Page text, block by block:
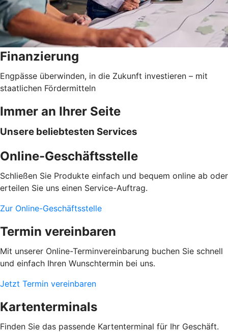
Finanzierung
Engpässe überwinden, in die Zukunft investieren – mit
staatlichen Fördermitteln
Immer an Ihrer Seite
Unsere beliebtesten Services
Online-Geschäftsstelle
Schließen Sie Produkte einfach und bequem online ab oder
erteilen Sie uns einen Service-Auftrag.
Zur Online-Geschäftsstelle
Termin vereinbaren
Mit unserer Online-Terminvereinbarung buchen Sie schnell
und einfach Ihren Wunschtermin bei uns.
Jetzt Termin vereinbaren
Kartenterminals
Finden Sie das passende Kartenterminal für Ihr Geschäft.